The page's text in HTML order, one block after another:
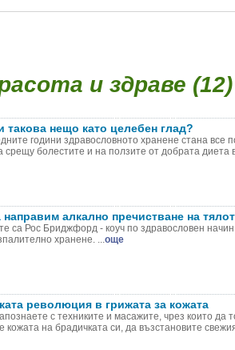
и здраве
такова нещо като целебен глад?
години здравословното хранене стана все
срещу болестите и на ползите от добрата диета
направим алкално пречистване на
са Рос Бриджфорд - коуч по здравословен
хранене. ...още
революция в грижата за кожата
с техниките и масажите, чрез които да
кожата на брадичката си, да възстановите